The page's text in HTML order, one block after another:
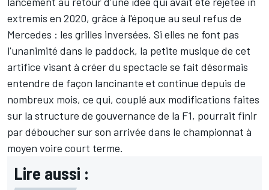
extremis en 2020, grâce à l'époque au seul refus de
Mercedes : les grilles inversées. Si elles ne font pas
l'unanimité dans le paddock, la petite musique de cet
artifice visant à créer du spectacle se fait désormais
entendre de façon lancinante et continue depuis de
nombreux mois, ce qui, couplé aux modifications faites
sur la structure de gouvernance de la F1, pourrait finir
par déboucher sur son arrivée dans le championnat à
moyen voire court terme.
Lire aussi :